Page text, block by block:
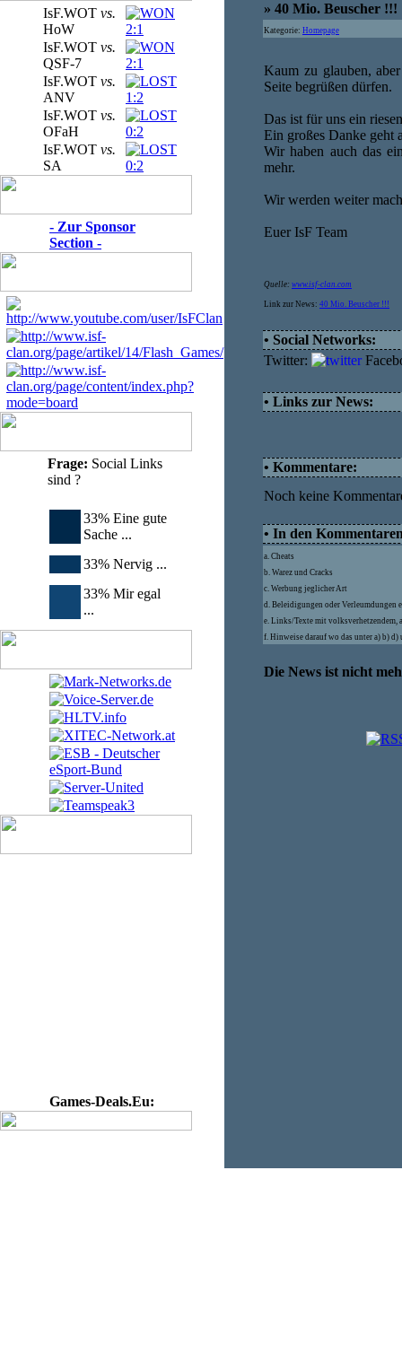
IsF.WOT vs.
HoW
2:1
IsF.WOT vs.
QSF-7
2:1
IsF.WOT vs.
ANV
1:2
IsF.WOT vs.
OFaH
0:2
IsF.WOT vs.
SA
0:2
- Zur Sponsor
Section -
Frage: Social Links
sind ?
33% Eine gute
Sache ...
33% Nervig ...
33% Mir egal
...
Games-Deals.Eu:
» 40 Mio. Beuscher !!!
Kategorie: Homepage
Kaum zu glauben,
Seite begrüßen dürfen.
Das ist für uns ein
Ein großes Danke geht
Wir haben auch das
mehr.
Wir werden weiter
Euer IsF Team
Quelle: www.isf-clan.com
Link zur News: 40 Mio. Beuscher !!!
• Social Networks:
Twitter:
• Links zur News:
• Kommentare:
Noch keine
• In den
a. Cheats
b. Warez und Cracks
c. Werbung jeglicher Art
d. Beleidigungen oder Verleumdungen
e. Links/Texte mit volksverhetzendem,
f. Hinweise darauf wo das unter a) b)
Die News ist nicht